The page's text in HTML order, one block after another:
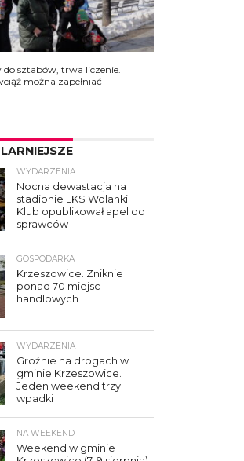
do sztabów, trwa liczenie.
można zapełniać
WYDARZENIA
Nocna dewastacja na
stadionie LKS Wolanki.
Klub opublikował apel do
sprawców
GOSPODARKA
Krzeszowice. Zniknie
ponad 70 miejsc
handlowych
WYDARZENIA
Groźnie na drogach w
gminie Krzeszowice.
Jeden weekend trzy
wpadki
NA WEEKEND
Weekend w gminie